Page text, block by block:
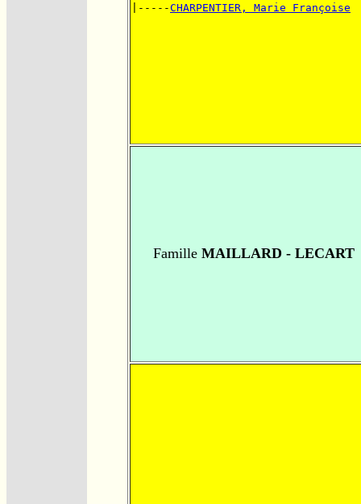
|-----CHARPENTIER, Marie Françoise
FamilleMAILLARD - LECART